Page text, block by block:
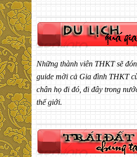
Những thành viên THKT sẽ
guide mời cả Gia đình THKT
chân họ đi đó, đi đây trong
thế giới.